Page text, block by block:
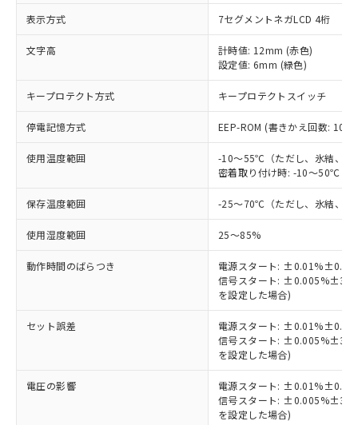
表示方式 7セグメントネガLCD 4桁
文字高
計時値: 12mm (赤色)
設定値: 6mm (緑色)
キープロテクト方式 キープロテクトスイッチ
停電記憶方式 EEP-ROM (書きかえ回数: 10
使用温度範囲
-10～55℃（ただし、氷結、結
密着取り付け時: -10～50℃（
保存温度範囲 -25～70℃（ただし、氷結、結
使用湿度範囲 25～85%
動作時間のばらつき
電源スタート:
信号スタート: ±0.005%±3ms
を設定した場合)
セット誤差
電源スタート:
信号スタート: ±0.005%±3ms
を設定した場合)
電圧の影響
電源スタート:
信号スタート: ±0.005%±3ms
を設定した場合)
ご利用条件
以下の条件をお読みいただき、同意のうえ
本サービスは、当社制御機器事業取扱
商品の当社在庫状況および標準価格
(税抜)を提供させていただくもので
す。
当社制御機器事業取扱商品の中には、
本サービスの対象外となる商品もある
在庫状況および標準価格照会結果は、
記載している更新日時点での社内デー
タに基づき作成されるものであり、閲
覧された時点での実際の在庫および標
準価格とは異なる場合があることをご
※1 対応状況
対応済み：EU RoHS指令（10物質）の
非含有に対応した製品が提供可能な商品で
す。
対応予定：EU RoHS指令（10物質）の非含
有に対応した製品に切り替える予定のある
対応予定なし：EU RoHS指令（10物質）の
非含有に非対応の商品で、対応品を出す予
調査・確認中：EU RoHS指令（10物質）の
非含有の対応状況を調査中または確認中の
商品です。
非該当品：ライセンス料など無形物で、有
害物質有無と関係のない商品です。
仕入先様の事情により、非含有部品として
いたものが、含有品と判明した場合などや
むを得ず変更することがあります。
鉛(Pb) 1000ppm以下、 水銀(Hg) 1000ppm以下、 カド
ミウム(Cd) 100ppm以下、
六価クロム(Cr(Ⅵ)) 1000ppm以下、ポリ臭化ビフェニル
類(PBB) 1000ppm以下、ポリ臭化ジフェニルエーテル類
(PBDE) 1000ppm以下、フタル酸ビス(2-エチルヘキシ
「○」：最大均質材料含有率が中国RoHSの
基準値以下であることを示します。
「×」：最大均質材料含有率が中国RoHSの
基準値を超えていることを示します。
「－」：未確認です。当社販売部門へお問
*中国RoHS10物質の基準値 (GB/T26572)：
Pb(鉛) :1000ppm、 Hg(水銀) : 1000ppm、 Cd(カドミウ
Cr(Ⅵ)(六価クロム) : 1000ppm、 PBBs(ポリ臭化ビフェ
ニル類) : 1000ppm、 PBDEs(ポリ臭化ジフェニルエーテ
当社は、これら貴社製品のうち、外国
為替および外国貿易法に定める商品
（以下｢規制貨物等」という）を輸出
または国外への提供する場合は、日本
国政府の輸出許可(または役務取引許
可)を取得するなどの必要な手続きを
一定数以上の在庫あり